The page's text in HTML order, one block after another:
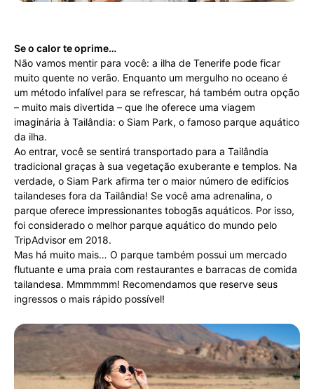
Se o calor te oprime…
Não vamos mentir para você: a ilha de Tenerife pode ficar
muito quente no verão. Enquanto um mergulho no oceano é
um método infalível para se refrescar, há também outra opção
– muito mais divertida – que lhe oferece uma viagem
imaginária à Tailândia: o Siam Park, o famoso parque aquático
da ilha.
Ao entrar, você se sentirá transportado para a Tailândia
tradicional graças à sua vegetação exuberante e templos. Na
verdade, o Siam Park afirma ter o maior número de edifícios
tailandeses fora da Tailândia! Se você ama adrenalina, o
parque oferece impressionantes tobogãs aquáticos. Por isso,
foi considerado o melhor parque aquático do mundo pelo
TripAdvisor em 2018.
Mas há muito mais… O parque também possui um mercado
flutuante e uma praia com restaurantes e barracas de comida
tailandesa. Mmmmmm! Recomendamos que reserve seus
ingressos o mais rápido possível!